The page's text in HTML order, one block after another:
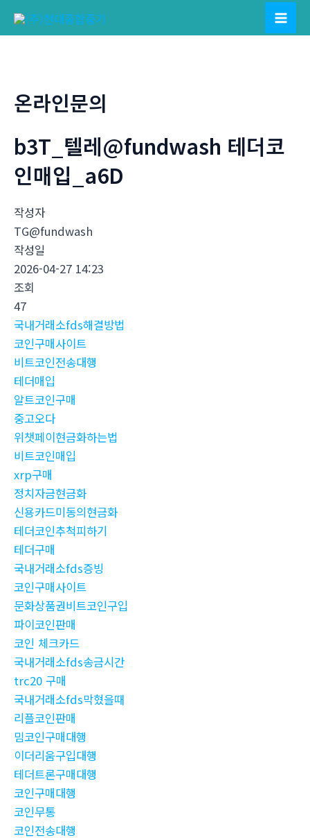
Main
온라인문의
b3T_텔레@fundwash 테더코
인매입_a6D
작성자
TG@fundwash
작성일
2026-04-27 14:23
조회
47
국내거래소fds해결방법
코인구매사이트
비트코인전송대행
테더매입
알트코인구매
중고오다
위챗페이현금화하는법
비트코인매입
xrp구매
정치자금현금화
신용카드미동의현금화
테더코인추척피하기
테더구매
국내거래소fds증빙
코인구매사이트
문화상품권비트코인구입
파이코인판매
코인 체크카드
국내거래소fds송금시간
trc20 구매
국내거래소fds막혔을때
리플코인판매
밈코인구매대행
이더리움구입대행
테더트론구매대행
코인구매대행
코인무통
코인전송대행